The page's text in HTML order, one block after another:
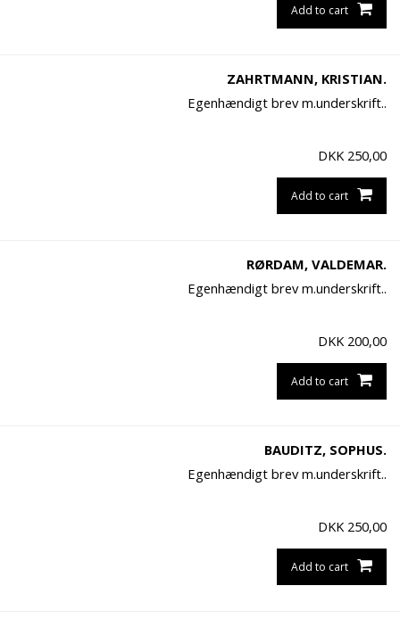
Add to cart
ZAHRTMANN, KRISTIAN.
Egenhændigt brev m.underskrift..
DKK 250,00
Add to cart
RØRDAM, VALDEMAR.
Egenhændigt brev m.underskrift..
DKK 200,00
Add to cart
BAUDITZ, SOPHUS.
Egenhændigt brev m.underskrift..
DKK 250,00
Add to cart